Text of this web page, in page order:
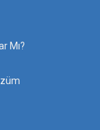
Mı?